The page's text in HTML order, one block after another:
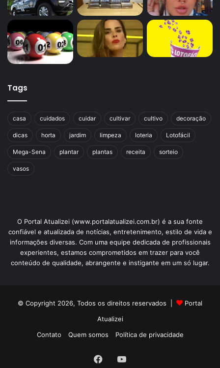
Tags
casa cuidados cuidar cultivar cultivo decoração
dicas horta jardim limpeza loteria Lotofácil
Mega-Sena plantar plantas receita sorteio
vasos
O Portal Atualizei (www.portalatualizei.com.br) é a sua fonte
confiável e atualizada de notícias, entretenimento, estilo de vida e
informações diversas. Com uma equipe dedicada de profissionais
experientes, estamos comprometidos em trazer para você
conteúdo de qualidade, abrangente e instigante em um só lugar.
© Copyright 2026, Todos os direitos reservados |
Portal
Atualizei
Contato
Quem somos Política de privacidade
FacebookYouTube